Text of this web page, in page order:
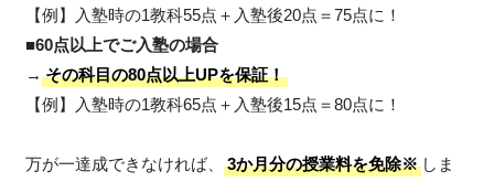
【例】入塾時の1教科55点＋入塾後20点＝75点に！
■60点以上でご入塾の場合
→ その科目の80点以上UPを保証！
【例】入塾時の1教科65点＋入塾後15点＝80点に！
万が一達成できなければ、 3か月分の授業料を免除※しま